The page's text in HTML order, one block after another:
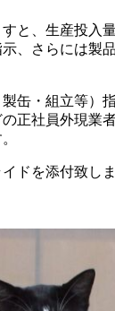
と、生産投入
、さらには製
缶・組立等）
正社員外現業
ドを添付致し